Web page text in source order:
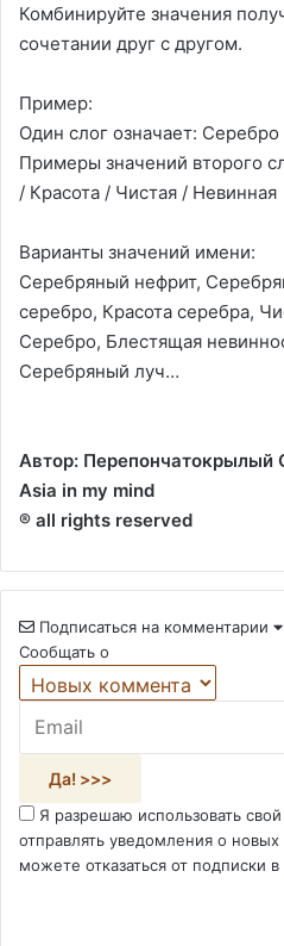
Комбинируйте значения
сочетании друг с другом.
Пример:
Один слог означает:
Примеры значений второго
/ Красота / Чистая / Невинная
Варианты значений имени:
Серебряный нефрит,
серебро, Красота серебра,
Серебро, Блестящая
Серебряный луч…
Автор: Перепончатокрылый
Asia in my mind
® all rights reserved
Подписаться на комментарии
Сообщать о
Я разрешаю использовать
отправлять уведомления о
можете отказаться от подписки